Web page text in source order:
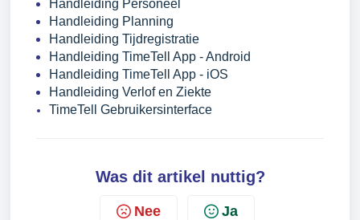
Handleiding Personeel
Handleiding Planning
Handleiding Tijdregistratie
Handleiding TimeTell App - Android
Handleiding TimeTell App - iOS
Handleiding Verlof en Ziekte
TimeTell Gebruikersinterface
Was dit artikel nuttig?
Nee Ja